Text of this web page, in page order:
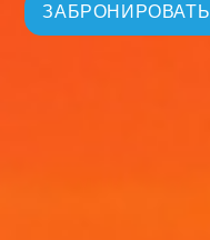
ЗАБРОНИРОВАТЬ